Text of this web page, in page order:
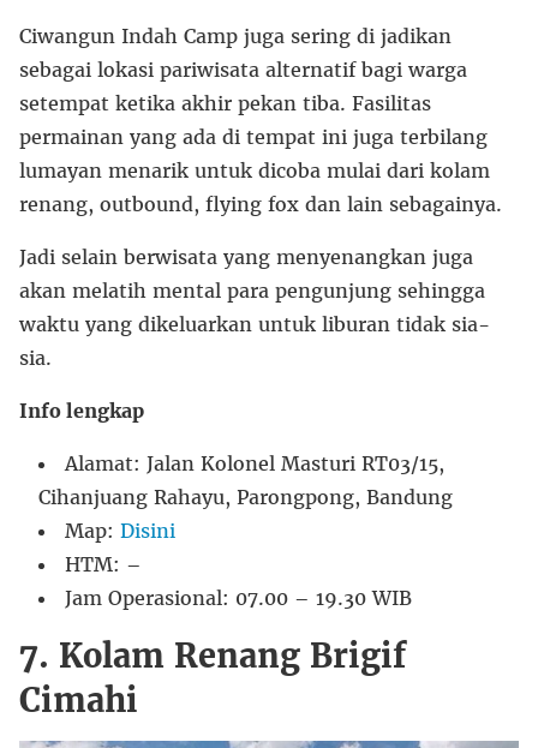
Ciwangun Indah Camp juga sering di jadikan
sebagai lokasi pariwisata alternatif bagi warga
setempat ketika akhir pekan tiba. Fasilitas
permainan yang ada di tempat ini juga terbilang
lumayan menarik untuk dicoba mulai dari kolam
renang, outbound, flying fox dan lain sebagainya.
Jadi selain berwisata yang menyenangkan juga
akan melatih mental para pengunjung sehingga
waktu yang dikeluarkan untuk liburan tidak sia-
sia.
Info lengkap
Alamat: Jalan Kolonel Masturi RT03/15,
Cihanjuang Rahayu, Parongpong, Bandung
Map: Disini
HTM: –
Jam Operasional: 07.00 – 19.30 WIB
7. Kolam Renang Brigif
Cimahi